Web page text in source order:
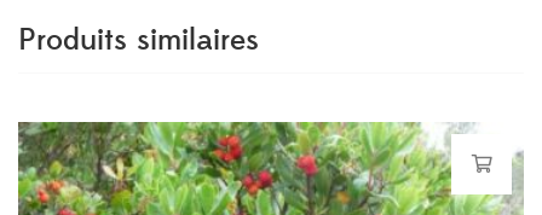
Produits similaires